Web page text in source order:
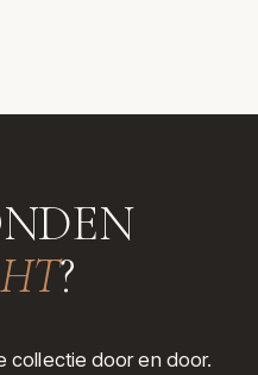
?
collectie door en door.